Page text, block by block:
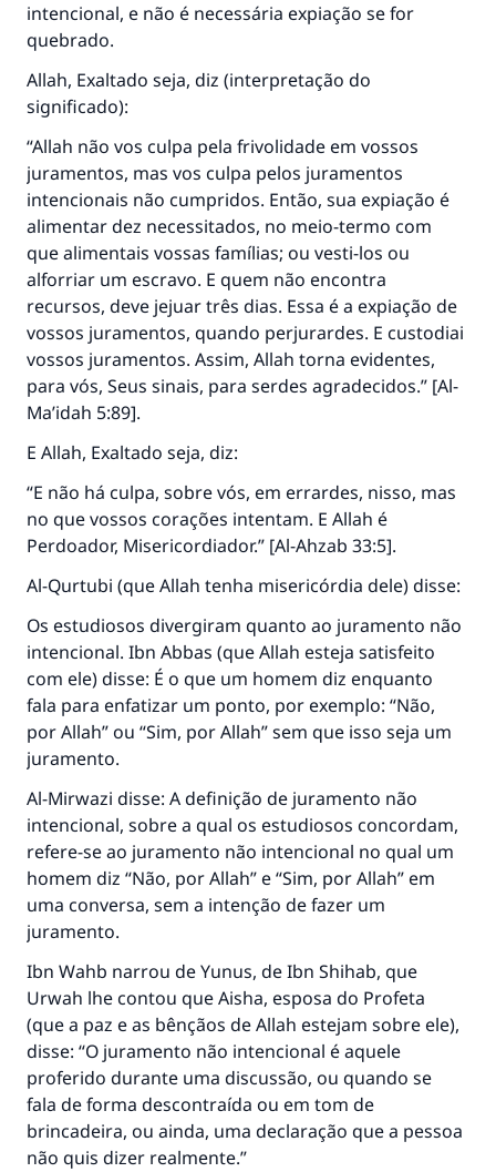
intencional, e não é necessária expiação se for
quebrado.
Allah, Exaltado seja, diz (interpretação do
significado):
“Allah não vos culpa pela frivolidade em vossos
juramentos, mas vos culpa pelos juramentos
intencionais não cumpridos. Então, sua expiação é
alimentar dez necessitados, no meio-termo com
que alimentais vossas famílias; ou vesti-los ou
alforriar um escravo. E quem não encontra
recursos, deve jejuar três dias. Essa é a expiação de
vossos juramentos, quando perjurardes. E custodiai
vossos juramentos. Assim, Allah torna evidentes,
para vós, Seus sinais, para serdes agradecidos.” [Al-
Ma’idah 5:89].
E Allah, Exaltado seja, diz:
“E não há culpa, sobre vós, em errardes, nisso, mas
no que vossos corações intentam. E Allah é
Perdoador, Misericordiador.” [Al-Ahzab 33:5].
Al-Qurtubi (que Allah tenha misericórdia dele) disse:
Os estudiosos divergiram quanto ao juramento não
intencional. Ibn Abbas (que Allah esteja satisfeito
com ele) disse: É o que um homem diz enquanto
fala para enfatizar um ponto, por exemplo: “Não,
por Allah” ou “Sim, por Allah” sem que isso seja um
juramento.
Al-Mirwazi disse: A definição de juramento não
intencional, sobre a qual os estudiosos concordam,
refere-se ao juramento não intencional no qual um
homem diz “Não, por Allah” e “Sim, por Allah” em
uma conversa, sem a intenção de fazer um
juramento.
Ibn Wahb narrou de Yunus, de Ibn Shihab, que
Urwah lhe contou que Aisha, esposa do Profeta
(que a paz e as bênçãos de Allah estejam sobre ele),
disse: “O juramento não intencional é aquele
proferido durante uma discussão, ou quando se
fala de forma descontraída ou em tom de
brincadeira, ou ainda, uma declaração que a pessoa
não quis dizer realmente.”
A resposta n° 110845 salvou um